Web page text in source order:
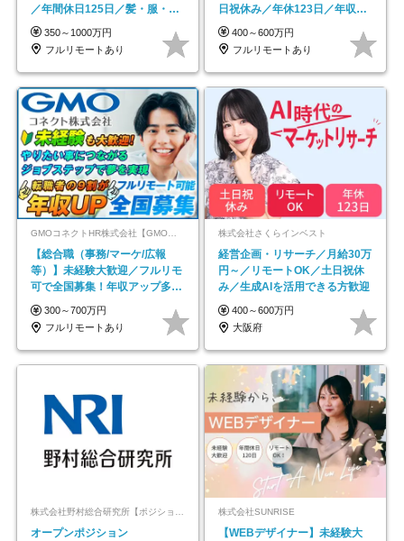
／年間休日125日／髪・服・ネ
イル自由／研修充実で安心
350～1000万円
フルリモートあり
日祝休み／年休123日／年収
600万円可
400～600万円
フルリモートあり
GMOコネクトHR株式会社【GMOインターネットグループ】
【総合職（事務/マーケ/広報
等）】未経験大歓迎／フルリモ
可で全国募集！年収アップ多数
★年休最大130日★
300～700万円
フルリモートあり
株式会社さくらインベスト
経営企画・リサーチ／月給30万
円～／リモートOK／土日祝休
み／生成AIを活用できる方歓迎
400～600万円
大阪府
オープンポジション
株式会社SUNRISE
【WEBデザイナー】未経験大